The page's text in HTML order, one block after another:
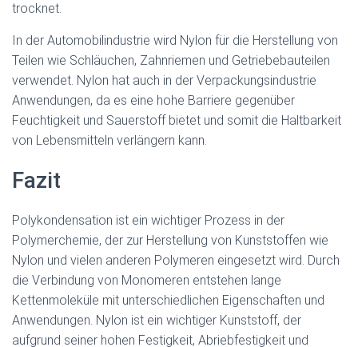
trocknet.
In der Automobilindustrie wird Nylon für die Herstellung von
Teilen wie Schläuchen, Zahnriemen und Getriebebauteilen
verwendet. Nylon hat auch in der Verpackungsindustrie
Anwendungen, da es eine hohe Barriere gegenüber
Feuchtigkeit und Sauerstoff bietet und somit die Haltbarkeit
von Lebensmitteln verlängern kann.
Fazit
Polykondensation ist ein wichtiger Prozess in der
Polymerchemie, der zur Herstellung von Kunststoffen wie
Nylon und vielen anderen Polymeren eingesetzt wird. Durch
die Verbindung von Monomeren entstehen lange
Kettenmoleküle mit unterschiedlichen Eigenschaften und
Anwendungen. Nylon ist ein wichtiger Kunststoff, der
aufgrund seiner hohen Festigkeit, Abriebfestigkeit und